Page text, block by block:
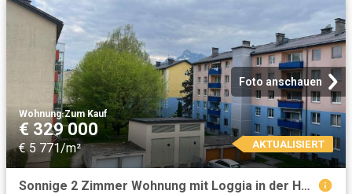
Foto anschauen
Wohnung·Zum Kauf
€ 329 000
€ 5 771/m² AKTUALISIERT
Sonnige 2 Zimmer Wohnung mit Loggia in der Herrnau